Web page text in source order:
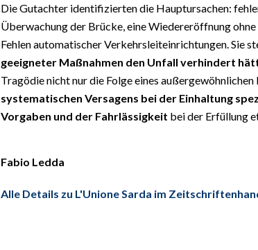
Die Gutachter identifizierten die Hauptursachen:
Überwachung der Brücke, eine Wiedereröffnung
Fehlen automatischer Verkehrsleiteinrichtungen. Sie
geeigneter Maßnahmen den Unfall verhindert
Tragödie nicht nur die Folge eines außergewöhnlichen
systematischen Versagens bei der Einhaltung
Vorgaben und der Fahrlässigkeit bei der Erfüllung
Fabio Ledda
Alle Details zu L'Unione Sarda im